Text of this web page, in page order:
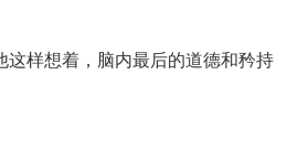
想着，脑内最后的道德和矜持